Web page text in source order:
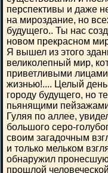
перспективы и даже
на мироздание, но
будущего.. Ты нас
новом прекрасном
Я вышел из этого
великолепный мир,
приветливыми
жизнью!.... Целый день
городу будущего, но
пьянящими пейзажами
Гуляя по аллее,
большого серо-
своим загадочным
и только мельком
обнаружил
прошлой